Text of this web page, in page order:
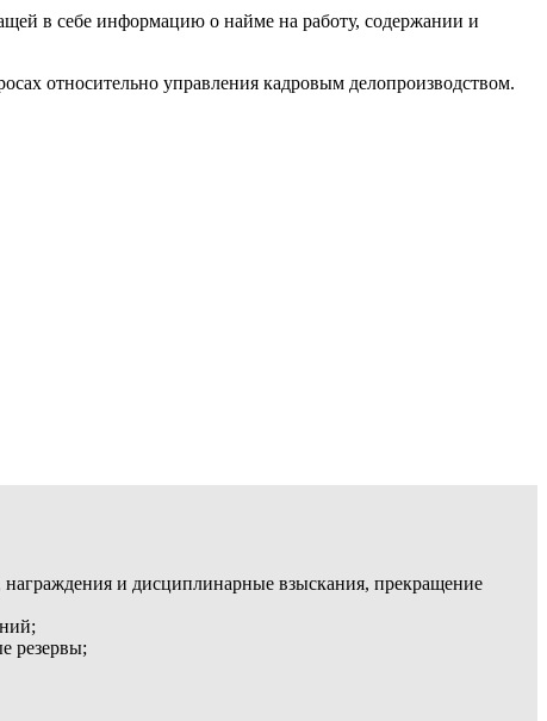
в себе информацию о найме на работу, содержании и
относительно управления кадровым делопроизводством.
и дисциплинарные взыскания, прекращение
резервы;